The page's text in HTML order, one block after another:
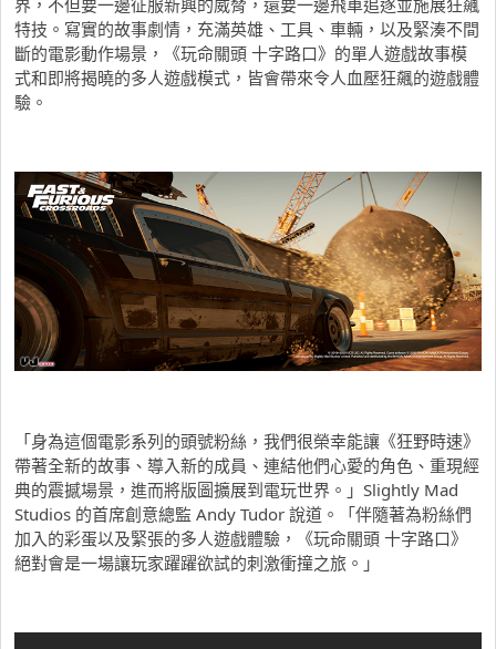
界，不但要一邊征服新興的威脅，還要一邊飛車追逐並施展狂飆
特技。寫實的故事劇情，充滿英雄、工具、車輛，以及緊湊不間
斷的電影動作場景，《玩命關頭 十字路口》的單人遊戲故事模
式和即將揭曉的多人遊戲模式，皆會帶來令人血壓狂飆的遊戲體
驗。
「身為這個電影系列的頭號粉絲，我們很榮幸能讓《狂野時速》
帶著全新的故事、導入新的成員、連結他們心愛的角色、重現經
典的震撼場景，進而將版圖擴展到電玩世界。」Slightly Mad
Studios 的首席創意總監 Andy Tudor 說道。「伴隨著為粉絲們
加入的彩蛋以及緊張的多人遊戲體驗，《玩命關頭 十字路口》
絕對會是一場讓玩家躍躍欲試的刺激衝撞之旅。」